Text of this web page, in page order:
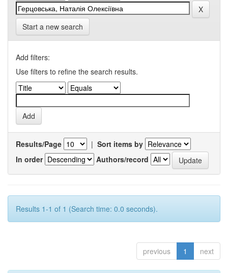
Start a new search
Add filters:
Use filters to refine the search results.
Results/Page | Sort items by
In order
Authors/record
Results 1-1 of 1 (Search time: 0.0 seconds).
previous 1 next